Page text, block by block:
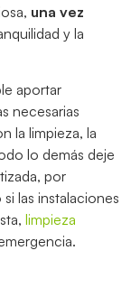
una vez
y la
aportar
necesarias
la limpieza, la
lo demás deje
por
las instalaciones
limpieza